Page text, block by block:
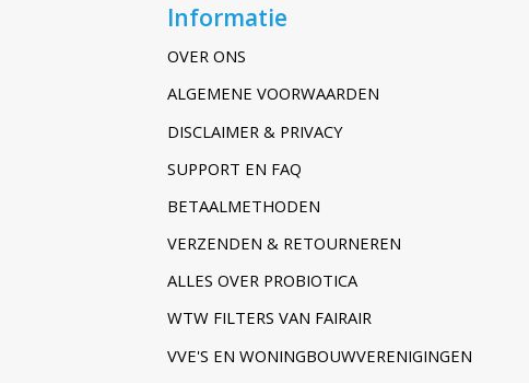
Informatie
OVER ONS
ALGEMENE VOORWAARDEN
DISCLAIMER & PRIVACY
SUPPORT EN FAQ
BETAALMETHODEN
VERZENDEN & RETOURNEREN
ALLES OVER PROBIOTICA
WTW FILTERS VAN FAIRAIR
VVE'S EN WONINGBOUWVERENIGINGEN